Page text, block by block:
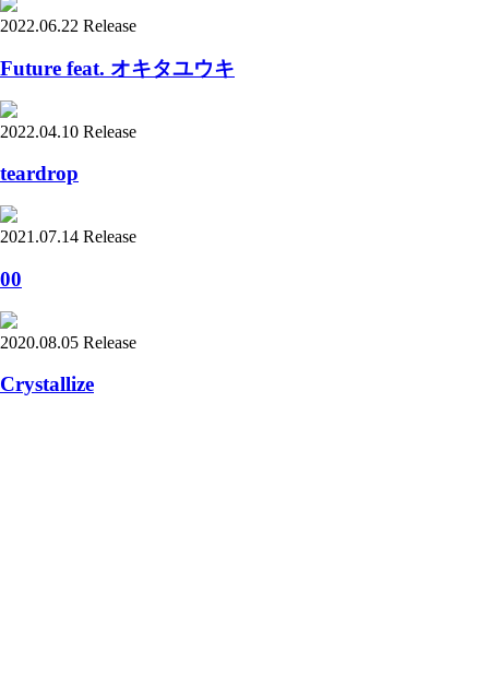
2022.06.22 Release
Future feat. オキタユウキ
2022.04.10 Release
teardrop
2021.07.14 Release
00
2020.08.05 Release
Crystallize